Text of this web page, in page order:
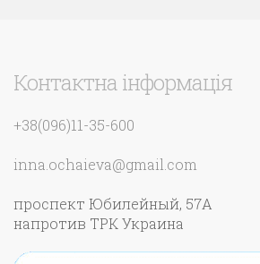
Контактна інформація
+38(096)11-35-600
inna.ochaieva@gmail.com
проспект Юбилейный, 57А
напротив ТРК Украина